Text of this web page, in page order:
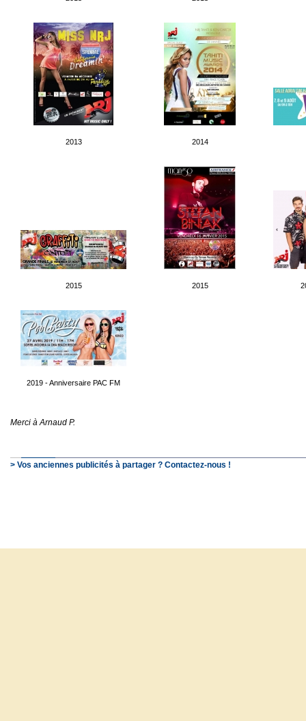
2013 2014
2015 2015
2019 - Anniversaire PAC FM
Merci à Arnaud P.
> Vos anciennes publicités à partager ? Contactez-nous !